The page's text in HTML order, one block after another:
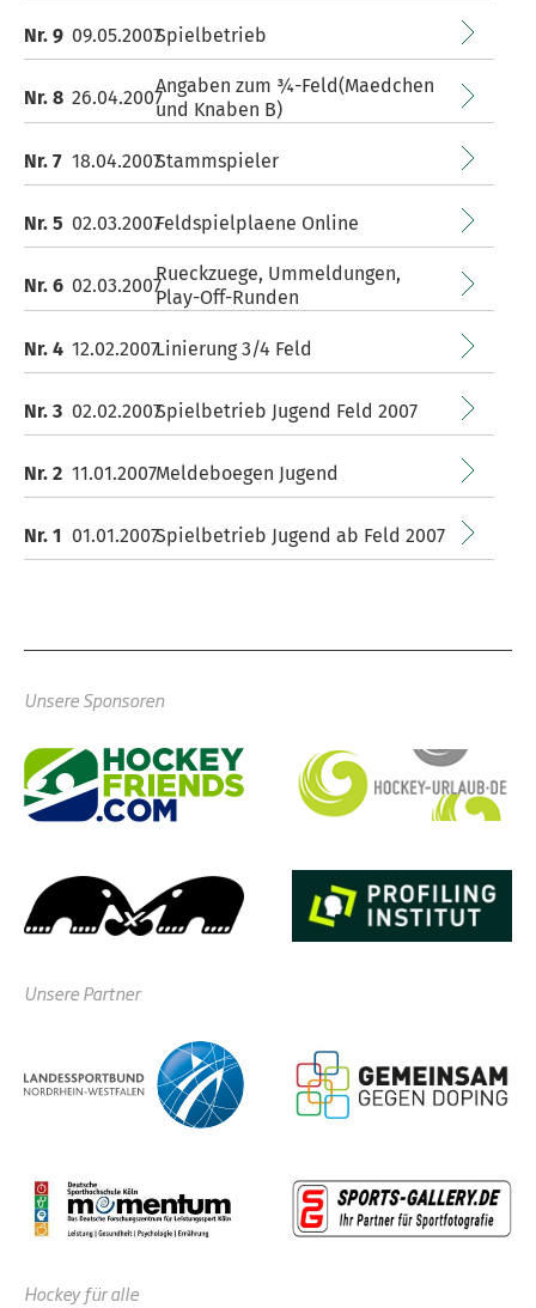
Nr. 9 09.05.2007Spielbetrieb
Nr. 8 26.04.2007
Angaben zum ¾-Feld(Maedchen
und Knaben B)
Nr. 7 18.04.2007Stammspieler
Nr. 5 02.03.2007Feldspielplaene Online
Nr. 6 02.03.2007
Rueckzuege, Ummeldungen,
Play-Off-Runden
Nr. 4 12.02.2007Linierung 3/4 Feld
Nr. 3 02.02.2007Spielbetrieb Jugend Feld 2007
Nr. 2 11.01.2007Meldeboegen Jugend
Nr. 1 01.01.2007Spielbetrieb Jugend ab Feld 2007
Unsere Sponsoren
Unsere Partner
Hockey für alle